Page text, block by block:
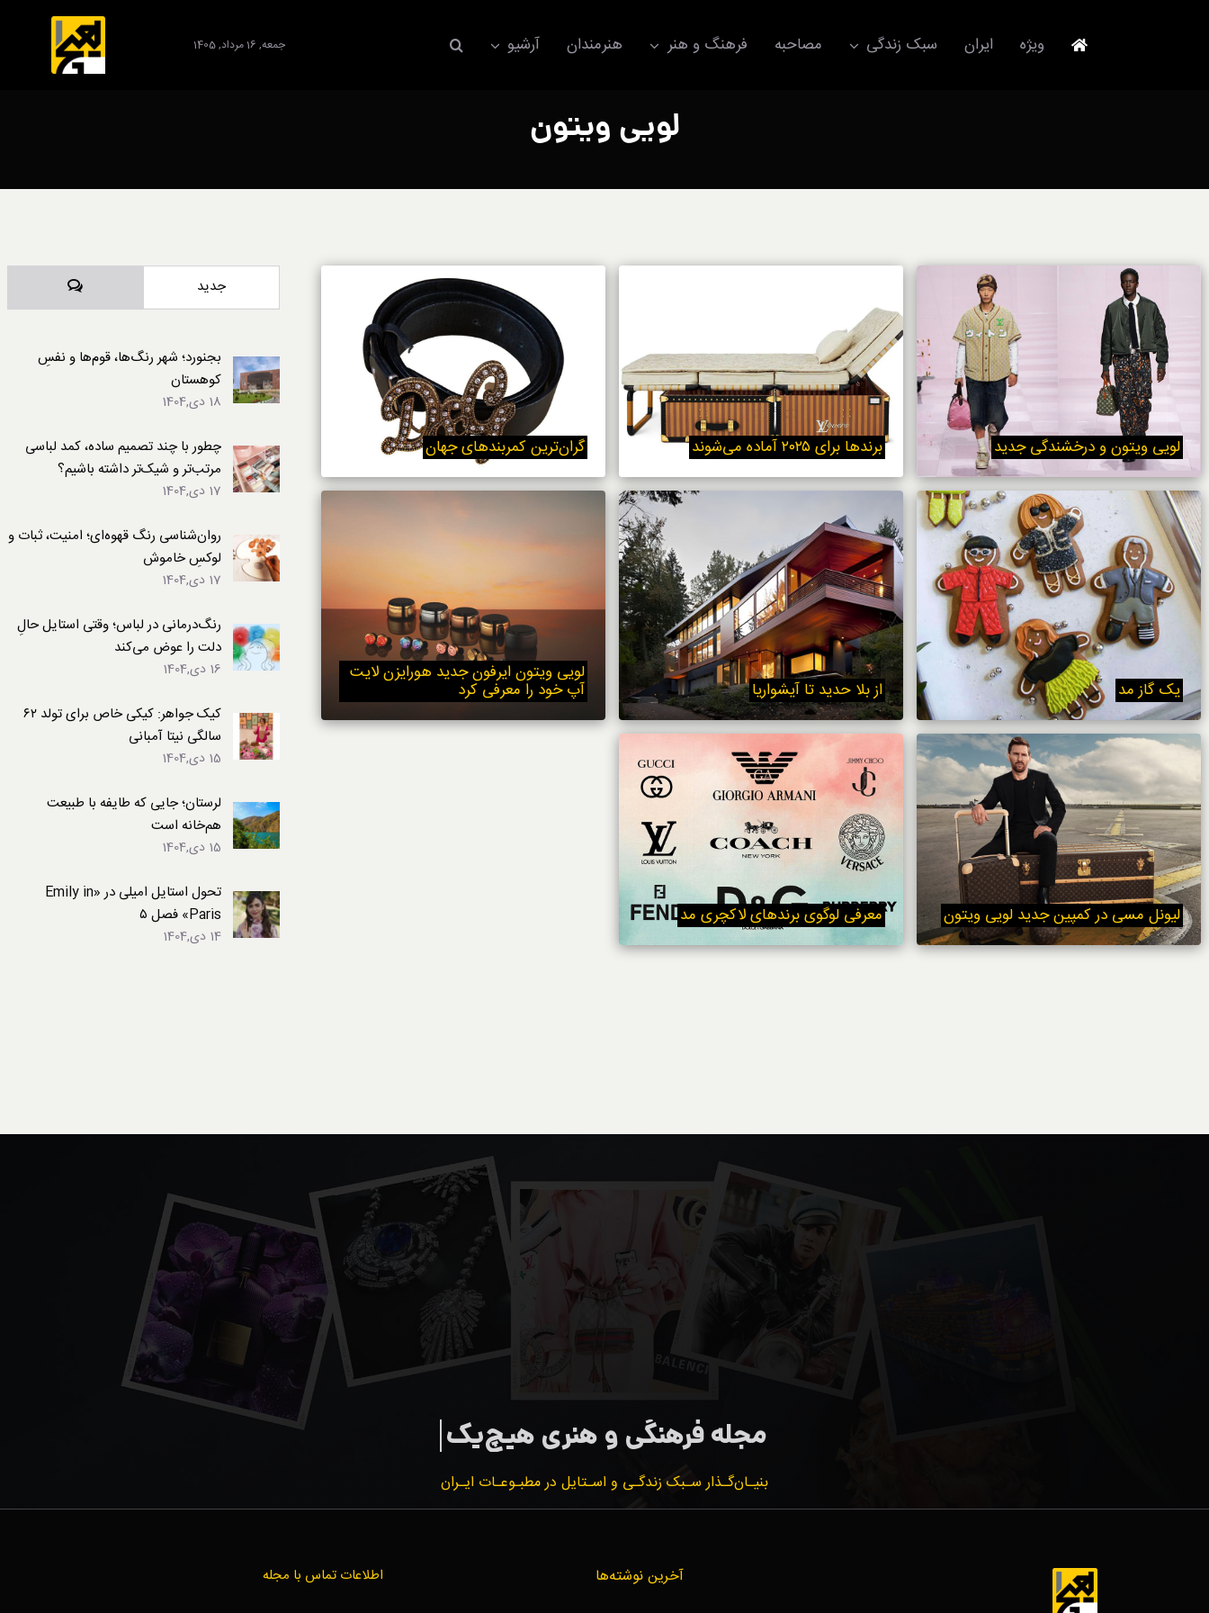
ویژه ایران سبک زندگی
ورزش/ سلامت/ زیبایی
تکنولوژی
خودرو
خوردنی‌ها
استایل
مصاحبه فرهنگ و هنر هنرمندان آرشیو جمعه, 16 مرداد, 1405
لویی ویتون
لویی ویتون و درخشندگی جدید برندها برای ۲۰۲۵ آماده می‌شوند گران‌ترین کمربندهای جهان
یک گاز مد از بلا حدید تا آیشواریا
لویی ویتون ایرفون جدید هورایزن لایت
آپ خود را معرفی کرد
لیونل مسی در کمپین جدید لویی ویتون معرفی لوگوی برندهای لاکچری مد
جدید دیدگاه‌ها
بجنورد؛ شهر رنگ‌ها، قوم‌ها و نفسِ
کوهستان
18 دی,1404
چطور با چند تصمیم ساده، کمد لباسی
مرتب‌تر و شیک‌تر داشته باشیم؟
17 دی,1404
روان‌شناسی رنگ قهوه‌ای؛ امنیت، ثبات و
لوکسِ خاموش
17 دی,1404
رنگ‌درمانی در لباس؛ وقتی استایل حالِ
دلت را عوض می‌کند
16 دی,1404
کیک جواهر: کیکی خاص برای تولد ۶۲
سالگی نیتا آمبانی
15 دی,1404
لرستان؛ جایی که طایفه با طبیعت
هم‌خانه است
15 دی,1404
تحول استایل امیلی در «Emily in
Paris» فصل ۵
14 دی,1404
بنیـان‌گـذار سـبک زندگـی و اسـتایل در مطبـوعـات ایـران
آخرین نوشته‌ها اطلاعات تماس با مجله